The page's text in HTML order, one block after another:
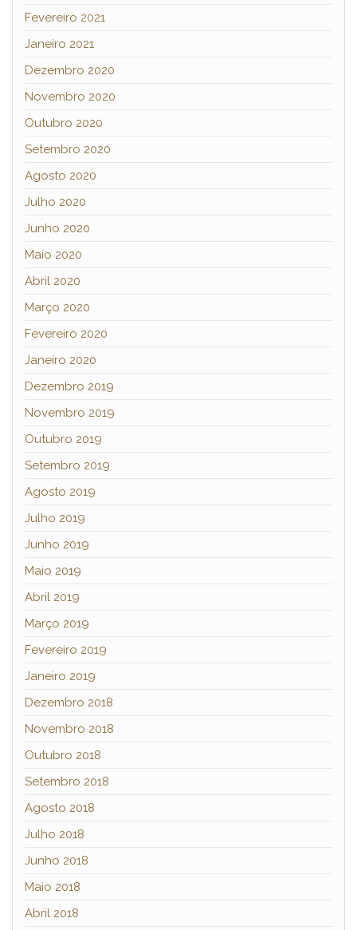
Fevereiro 2021
Janeiro 2021
Dezembro 2020
Novembro 2020
Outubro 2020
Setembro 2020
Agosto 2020
Julho 2020
Junho 2020
Maio 2020
Abril 2020
Março 2020
Fevereiro 2020
Janeiro 2020
Dezembro 2019
Novembro 2019
Outubro 2019
Setembro 2019
Agosto 2019
Julho 2019
Junho 2019
Maio 2019
Abril 2019
Março 2019
Fevereiro 2019
Janeiro 2019
Dezembro 2018
Novembro 2018
Outubro 2018
Setembro 2018
Agosto 2018
Julho 2018
Junho 2018
Maio 2018
Abril 2018